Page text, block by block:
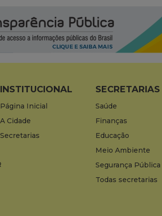
INSTITUCIONAL
Página Inicial
A Cidade
Secretarias
SECRETARIAS
Saúde
Finanças
Educação
Meio Ambiente
Segurança Pública
Todas secretarias